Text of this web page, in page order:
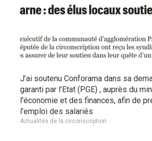
J’ai soutenu Conforama dans sa
garanti par l’Etat (PGE) , auprès du
l'économie et des finances, afin de
l’emploi des salariés
Actualités de la circonscription